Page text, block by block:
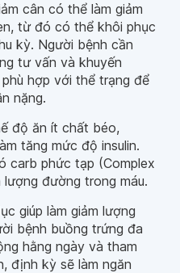
cân có thể làm giảm
từ đó có thể khôi phục
kỳ. Người bệnh cần
tư vấn và khuyến
hợp với thể trạng để
nặng.
độ ăn ít chất béo,
tăng mức độ insulin.
carb phức tạp (Complex
lượng đường trong máu.
giúp làm giảm lượng
bệnh buồng trứng đa
hằng ngày và tham
định kỳ sẽ làm ngăn